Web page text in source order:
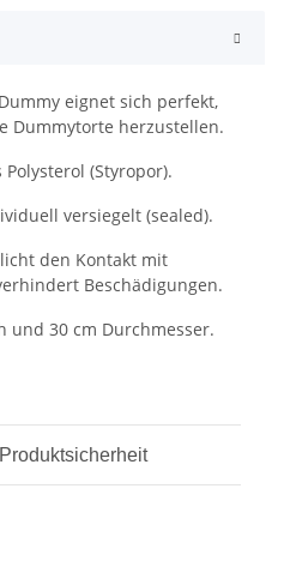
eignet sich perfekt,
Dummytorte herzustellen.
(Styropor).
versiegelt (sealed).
den Kontakt mit
Beschädigungen.
und 30 cm Durchmesser.